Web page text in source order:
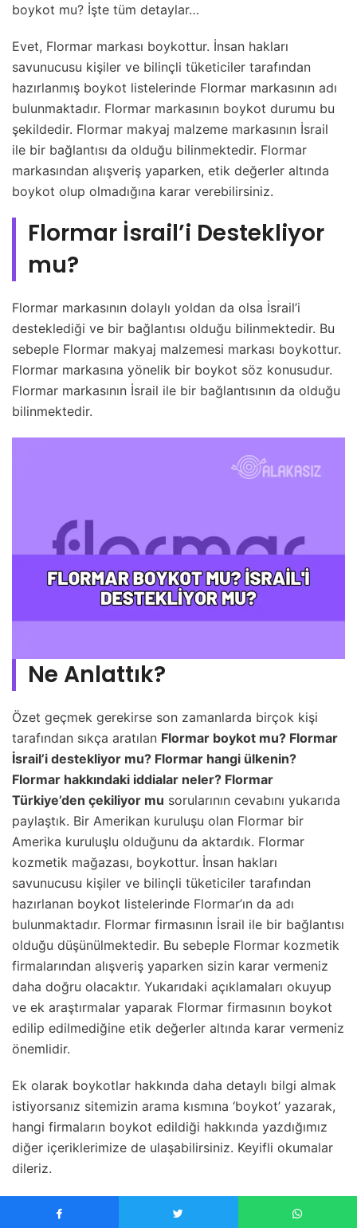
boykot mu? İşte tüm detaylar…
Evet, Flormar markası boykottur. İnsan hakları
savunucusu kişiler ve bilinçli tüketiciler tarafından
hazırlanmış boykot listelerinde Flormar markasının adı
bulunmaktadır. Flormar markasının boykot durumu bu
şekildedir. Flormar makyaj malzeme markasının İsrail
ile bir bağlantısı da olduğu bilinmektedir. Flormar
markasından alışveriş yaparken, etik değerler altında
boykot olup olmadığına karar verebilirsiniz.
Flormar İsrail’i Destekliyor
mu?
Flormar markasının dolaylı yoldan da olsa İsrail’i
desteklediği ve bir bağlantısı olduğu bilinmektedir. Bu
sebeple Flormar makyaj malzemesi markası boykottur.
Flormar markasına yönelik bir boykot söz konusudur.
Flormar markasının İsrail ile bir bağlantısının da olduğu
bilinmektedir.
Ne Anlattık?
Özet geçmek gerekirse son zamanlarda birçok kişi
tarafından sıkça aratılan Flormar boykot mu? Flormar
İsrail’i destekliyor mu? Flormar hangi ülkenin?
Flormar hakkındaki iddialar neler? Flormar
Türkiye’den çekiliyor mu sorularının cevabını yukarıda
paylaştık. Bir Amerikan kuruluşu olan Flormar bir
Amerika kuruluşlu olduğunu da aktardık. Flormar
kozmetik mağazası, boykottur. İnsan hakları
savunucusu kişiler ve bilinçli tüketiciler tarafından
hazırlanan boykot listelerinde Flormar’ın da adı
bulunmaktadır. Flormar firmasının İsrail ile bir bağlantısı
olduğu düşünülmektedir. Bu sebeple Flormar kozmetik
firmalarından alışveriş yaparken sizin karar vermeniz
daha doğru olacaktır. Yukarıdaki açıklamaları okuyup
ve ek araştırmalar yaparak Flormar firmasının boykot
edilip edilmediğine etik değerler altında karar vermeniz
önemlidir.
Ek olarak boykotlar hakkında daha detaylı bilgi almak
istiyorsanız sitemizin arama kısmına ‘boykot’ yazarak,
hangi firmaların boykot edildiği hakkında yazdığımız
diğer içeriklerimize de ulaşabilirsiniz. Keyifli okumalar
dileriz.
Kısacası bu içeriğimizde
Flormar boykot mu? Flormar